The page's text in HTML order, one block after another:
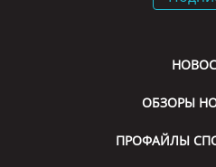
ОБЗОРЫ
ПРОФАЙЛЫ